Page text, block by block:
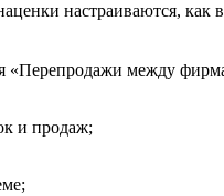
настраиваются,
«Перепродажи между
и продаж;